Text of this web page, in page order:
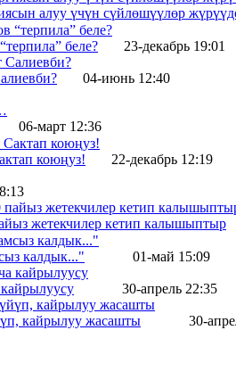
алуу үчүн сүйлөшүүлөр
беле? 23-декабрь 19:01
04-июнь 12:40
06-март 12:36
коюңуз! 22-декабрь 12:19
жетекчилер кетип калышыптыр
калдык..." 01-май 15:09
30-апрель 22:35
кайрылуу жасашты 30-